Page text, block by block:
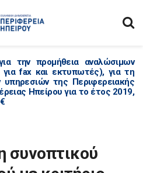
την προμήθεια αναλώσιμων
fax και εκτυπωτές), για τη
της Περιφερειακής
Ηπείρου για το έτος 2019,
συνοπτικού